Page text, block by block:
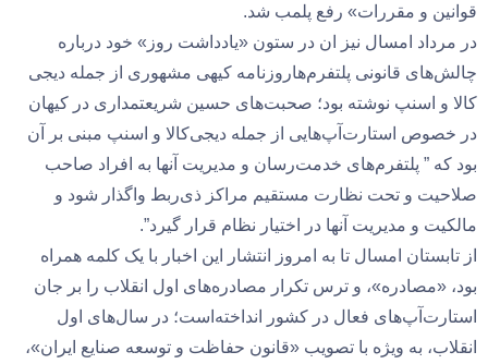
قوانین و مقررات» رفع پلمب شد.
در مرداد امسال نیز ان در ستون «یادداشت روز» خود درباره
چالش‌های قانونی پلتفرم‌هاروزنامه کیهی مشهوری از جمله دیجی
کالا و اسنپ نوشته بود؛ صحبت‌های حسین شریعتمداری در کیهان
در خصوص استارت‌آپ‌هایی از جمله دیجی‌کالا و اسنپ مبنی بر آن
بود که ” پلتفرم‌های خدمت‌رسان و مدیریت آنها به افراد صاحب
صلاحیت و تحت نظارت مستقیم مراکز ذی‌ربط واگذار شود و
مالکیت و مدیریت آنها در اختیار نظام قرار گیرد”.
از تابستان امسال تا به امروز انتشار این اخبار با یک کلمه همراه
بود، «مصادره»، و ترس تکرار مصادره‌های اول انقلاب را بر جان
استارت‌آپ‌های فعال در کشور انداخته‌است؛ در سال‌های اول
انقلاب، به ویژه با تصویب «قانون حفاظت و توسعه صنایع ایران»،